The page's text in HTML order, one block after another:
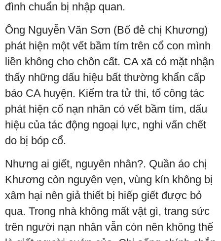
đình chuẩn bị nhập quan.
Ông Nguyễn Văn Sơn (Bố đẻ chị Khương)
phát hiện một vết bầm tím trên cổ con mình
liền không cho chôn cất. CA xã có mặt nhận
thấy những dấu hiệu bất thường khẩn cấp
báo CA huyện. Kiểm tra tử thi, tổ công tác
phát hiện cổ nạn nhân có vết bầm tím, dấu
hiệu của tác động ngoại lực, nghi vấn chết
do bị bóp cổ.
Nhưng ai giết, nguyên nhân?. Quần áo chị
Khương còn nguyên vẹn, vùng kín không bị
xâm hại nên giả thiết bị hiếp giết được bỏ
qua. Trong nhà không mất vật gì, trang sức
trên người nạn nhân vẫn còn nên không thể